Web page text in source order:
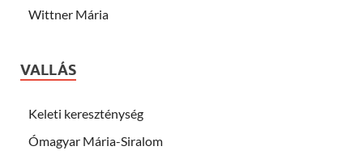
Wittner Mária
VALLÁS
Keleti kereszténység
Ómagyar Mária-Siralom